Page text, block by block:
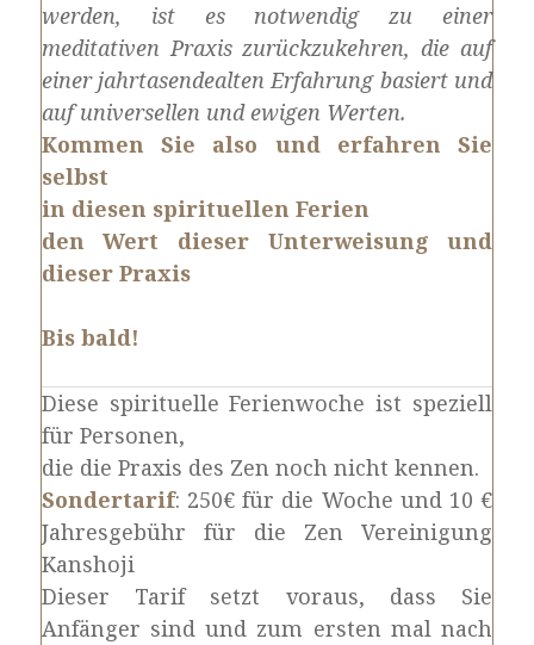
werden, ist es notwendig zu einer
meditativen Praxis zurückzukehren, die auf
einer jahrtasendealten Erfahrung basiert und
auf universellen und ewigen Werten.
Kommen Sie also und erfahren Sie
selbst
in diesen spirituellen Ferien
den Wert dieser Unterweisung und
dieser Praxis
Bis bald!
Diese spirituelle Ferienwoche ist speziell
für Personen,
die die Praxis des Zen noch nicht kennen.
Sondertarif: 250€ für die Woche und 10 €
Jahresgebühr für die Zen Vereinigung
Kanshoji
Dieser Tarif setzt voraus, dass Sie
Anfänger sind und zum ersten mal nach